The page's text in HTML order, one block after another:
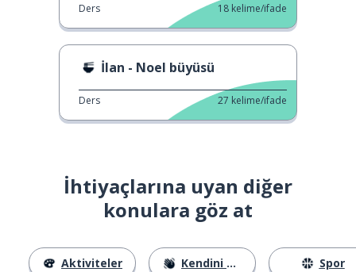
Ders 18 kelime/ifade
İlan - Noel büyüsü
Ders 27 kelime/ifade
İhtiyaçlarına uyan diğer
konulara göz at
Aktiviteler Kendini Tanıtma Spor